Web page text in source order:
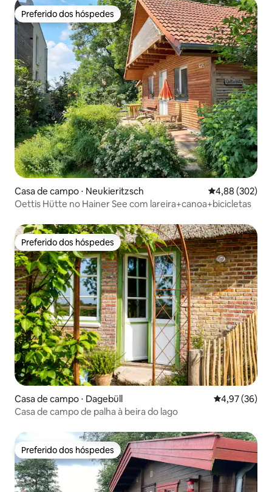
Preferido dos hóspedes
Preferido dos hóspedes
Casa de campo ⋅ Neukieritzsch 4,88 de uma
4,88 (302)
Oettis Hütte no Hainer See com lareira+canoa+bicicletas
Preferido dos hóspedes
Preferido dos hóspedes
Casa de campo ⋅ Dagebüll 4,97 de uma
4,97 (36)
Casa de campo de palha à beira do lago
Preferido dos hóspedes
Preferido dos hóspedes